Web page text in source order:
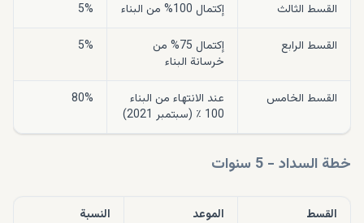
القسط الثالث إكتمال 100% من البناء 5%
القسط الرابع
إكتمال 75% من
خرسانة البناء
5%
القسط الخامس
عند الانتهاء من البناء
100 ٪ (سبتمبر 2021)
80%
خطة السداد - 5 سنوات
القسط الموعد النسبة